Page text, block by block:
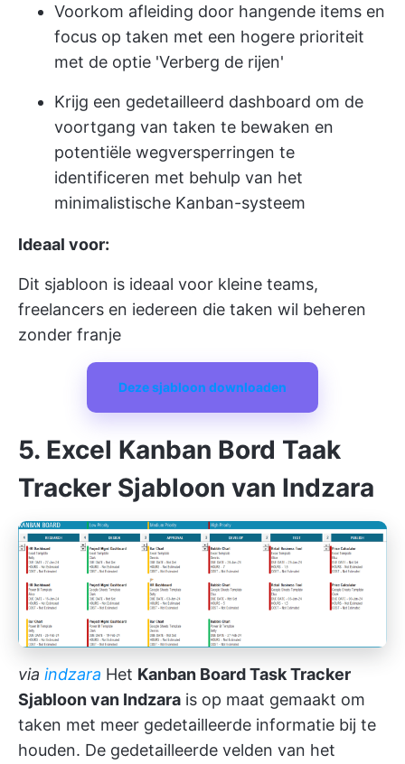
Voorkom afleiding door hangende items en
focus op taken met een hogere prioriteit
met de optie 'Verberg de rijen'
Krijg een gedetailleerd dashboard om de
voortgang van taken te bewaken en
potentiële wegversperringen te
identificeren met behulp van het
minimalistische Kanban-systeem
Ideaal voor:
Dit sjabloon is ideaal voor kleine teams,
freelancers en iedereen die taken wil beheren
zonder franje
Deze sjabloon downloaden
5. Excel Kanban Bord Taak
Tracker Sjabloon van Indzara
via indzara Het Kanban Board Task Tracker
Sjabloon van Indzara is op maat gemaakt om
taken met meer gedetailleerde informatie bij te
houden. De gedetailleerde velden van het